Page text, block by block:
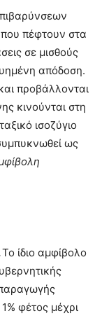
πέφτουν στα
σε μισθούς
απόδοση.
προβάλλονται
κινούνται στη
ισοζύγιο
ως
Το ίδιο αμφίβολο
φέτος μέχρι